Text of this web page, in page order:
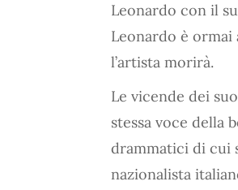
Leonardo con il
Leonardo è ormai
l’artista morirà.
Le vicende dei
stessa voce della
drammatici di cui
nazionalista